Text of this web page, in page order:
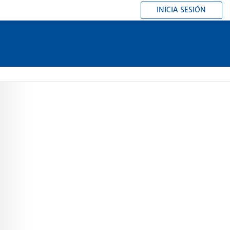
INICIA SESIÓN